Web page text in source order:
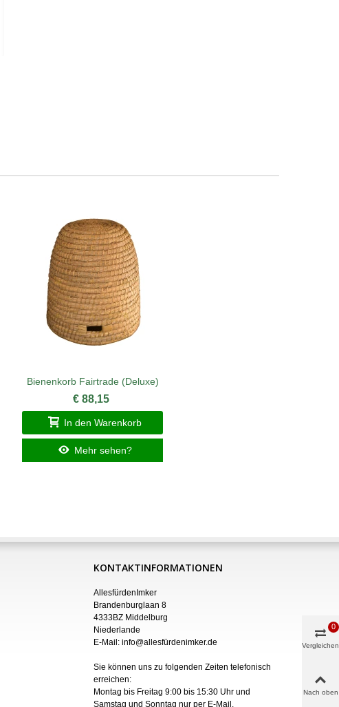
Bienenkorb Fairtrade (Deluxe)
€ 88,15
In den Warenkorb
Mehr sehen?
KONTAKTINFORMATIONEN
AllesfürdenImker
Brandenburglaan 8
4333BZ Middelburg
Niederlande
E-Mail: info@allesfürdenimker.de
Sie können uns zu folgenden Zeiten telefonisch
erreichen:
Montag bis Freitag 9:00 bis 15:30 Uhr und
Samstag und Sonntag nur per E-Mail .
Vergleichen
0
Nach oben